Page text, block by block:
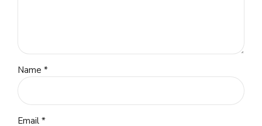
Name *
Email *